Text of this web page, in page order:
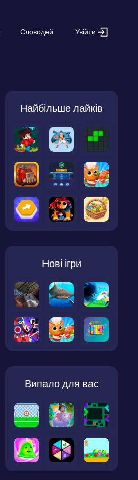
Словодей Увійти
Найбільше лайків
Нові ігри
Випало для вас